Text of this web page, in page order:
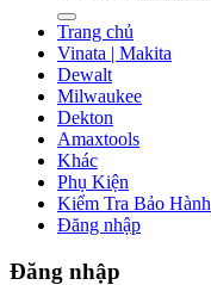
Trang chủ
Vinata | Makita
Dewalt
Milwaukee
Dekton
Amaxtools
Khác
Phụ Kiện
Kiểm Tra Bảo Hành
Đăng nhập
Đăng nhập